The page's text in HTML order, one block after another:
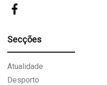
Secções
Atualidade
Desporto